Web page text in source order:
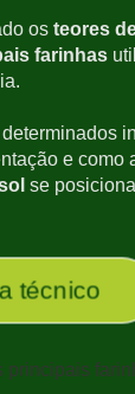
os teores
farinhas
e como
se
técnico